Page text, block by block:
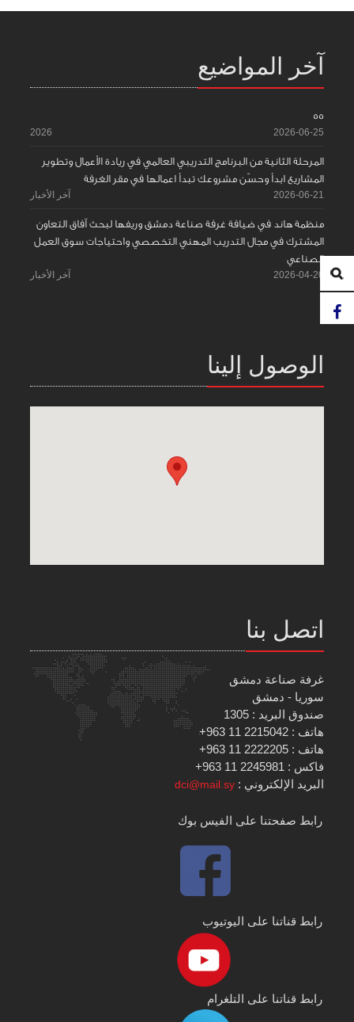
آخر المواضيع
55
2026-06-25
2026
المرحلة الثانية من البرنامج التدريبي العالمي في ريادة الأعمال وتطوير
المشاريع ابدأ وحسّن مشروعك تبدأ اعمالها في مقر الغرفة
2026-06-21 آخر الأخبار
منظمة هاند في ضيافة غرفة صناعة دمشق وريفها لبحث آفاق التعاون
المشترك في مجال التدريب المهني التخصصي واحتياجات سوق العمل
الصناعي
2026-04-20 آخر الأخبار
الوصول إلينا
اتصل بنا
غرفة صناعة دمشق
سوريا - دمشق
صندوق البريد : 1305
هاتف : 2215042 11 963+
هاتف : 2222205 11 963+
فاكس : 2245981 11 963+
البريد الإلكتروني :dci@mail.sy
رابط صفحتنا على الفيس بوك
رابط قناتنا على اليوتيوب
رابط قناتنا على التلغرام